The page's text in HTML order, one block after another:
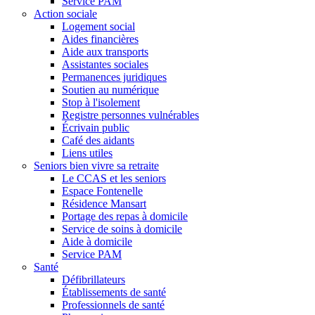
Action sociale
Logement social
Aides financières
Aide aux transports
Assistantes sociales
Permanences juridiques
Soutien au numérique
Stop à l'isolement
Registre personnes vulnérables
Écrivain public
Café des aidants
Liens utiles
Seniors bien vivre sa retraite
Le CCAS et les seniors
Espace Fontenelle
Résidence Mansart
Portage des repas à domicile
Service de soins à domicile
Aide à domicile
Service PAM
Santé
Défibrillateurs
Établissements de santé
Professionnels de santé